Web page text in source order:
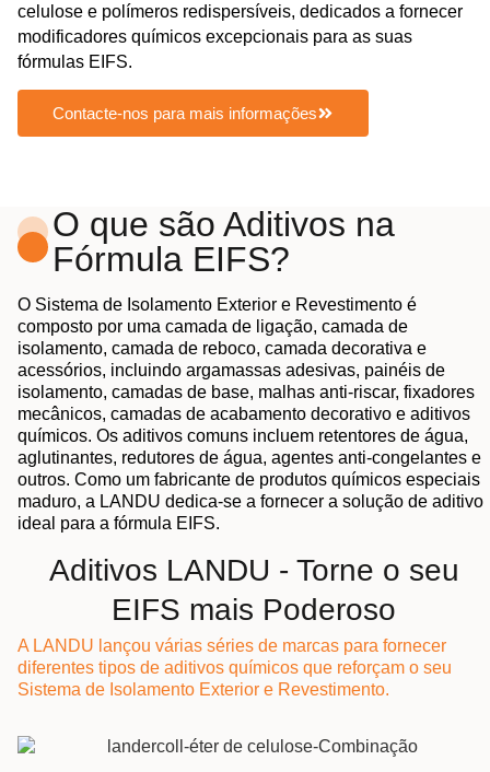
celulose e polímeros redispersíveis, dedicados a fornecer
modificadores químicos excepcionais para as suas
fórmulas EIFS.
Contacte-nos para mais informações
O que são Aditivos na
Fórmula EIFS?
O Sistema de Isolamento Exterior e Revestimento é
composto por uma camada de ligação, camada de
isolamento, camada de reboco, camada decorativa e
acessórios, incluindo argamassas adesivas, painéis de
isolamento, camadas de base, malhas anti-riscar, fixadores
mecânicos, camadas de acabamento decorativo e aditivos
químicos. Os aditivos comuns incluem retentores de água,
aglutinantes, redutores de água, agentes anti-congelantes e
outros. Como um fabricante de produtos químicos especiais
maduro, a LANDU dedica-se a fornecer a solução de aditivo
ideal para a fórmula EIFS.
Aditivos LANDU - Torne o seu
EIFS mais Poderoso
A LANDU lançou várias séries de marcas para fornecer
diferentes tipos de aditivos químicos que reforçam o seu
Sistema de Isolamento Exterior e Revestimento.